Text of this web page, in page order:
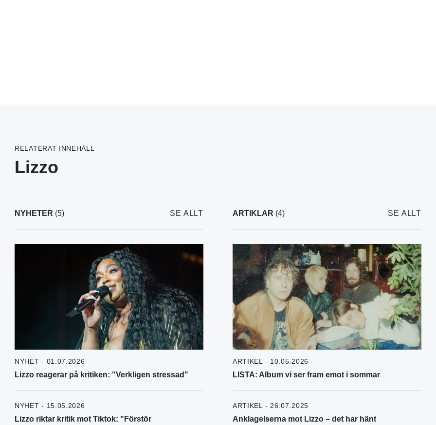
RELATERAT INNEHÅLL
Lizzo
NYHETER (5) SE ALLT
NYHET - 01.07.2026
Lizzo reagerar på kritiken: "Verkligen stressad"
NYHET - 15.05.2026
Lizzo riktar kritik mot Tiktok: "Förstör
ARTIKLAR (4) SE ALLT
ARTIKEL - 10.05.2026
LISTA: Album vi ser fram emot i sommar
ARTIKEL - 26.07.2025
Anklagelserna mot Lizzo – det har hänt